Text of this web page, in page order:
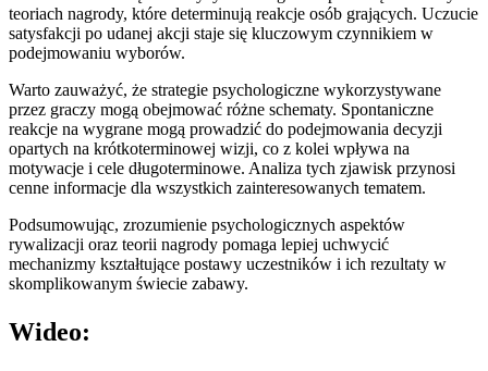
teoriach nagrody, które determinują reakcje osób grających. Uczucie
satysfakcji po udanej akcji staje się kluczowym czynnikiem w
podejmowaniu wyborów.
Warto zauważyć, że strategie psychologiczne wykorzystywane
przez graczy mogą obejmować różne schematy. Spontaniczne
reakcje na wygrane mogą prowadzić do podejmowania decyzji
opartych na krótkoterminowej wizji, co z kolei wpływa na
motywacje i cele długoterminowe. Analiza tych zjawisk przynosi
cenne informacje dla wszystkich zainteresowanych tematem.
Podsumowując, zrozumienie psychologicznych aspektów
rywalizacji oraz teorii nagrody pomaga lepiej uchwycić
mechanizmy kształtujące postawy uczestników i ich rezultaty w
skomplikowanym świecie zabawy.
Wideo: